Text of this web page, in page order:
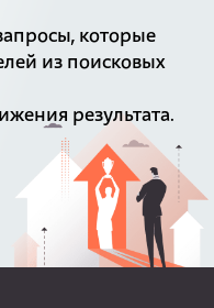
которые
из поисковых
результата.